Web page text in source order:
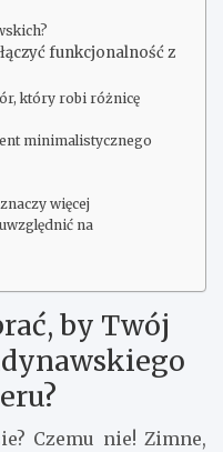
funkcjonalność z
który robi różnicę
minimalistycznego
więcej
na
by Twój
Czemu nie! Zimne,